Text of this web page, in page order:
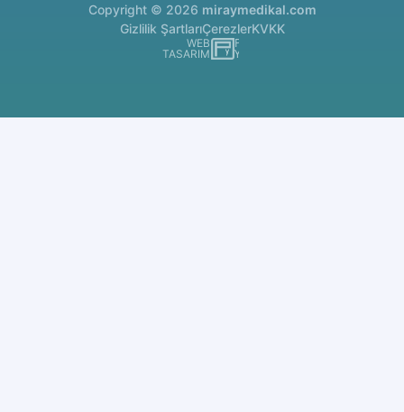
Copyright © 2026 miraymedikal.com
Gizlilik ŞartlarıÇerezlerKVKK
WEB
TASARIM
İSTANBUL WEB TASARIM AJANSI - PENTA